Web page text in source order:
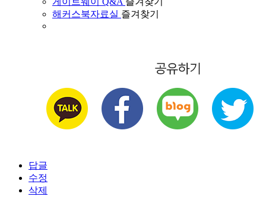
해커스북자료실 즐겨찾기
답글
수정
삭제